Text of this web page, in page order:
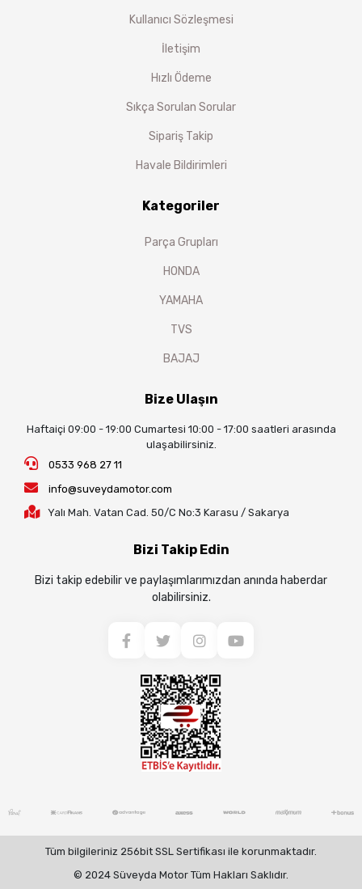
Kullanıcı Sözleşmesi
İletişim
Hızlı Ödeme
Sıkça Sorulan Sorular
Sipariş Takip
Havale Bildirimleri
Kategoriler
Parça Grupları
HONDA
YAMAHA
TVS
BAJAJ
Bize Ulaşın
Haftaiçi 09:00 - 19:00 Cumartesi 10:00 - 17:00 saatleri arasında
ulaşabilirsiniz.
0533 968 27 11
info@suveydamotor.com
Yalı Mah. Vatan Cad. 50/C No:3 Karasu / Sakarya
Bizi Takip Edin
Bizi takip edebilir ve paylaşımlarımızdan anında haberdar
olabilirsiniz.
Tüm bilgileriniz 256bit SSL Sertifikası ile korunmaktadır.
© 2024 Süveyda Motor Tüm Hakları Saklıdır.